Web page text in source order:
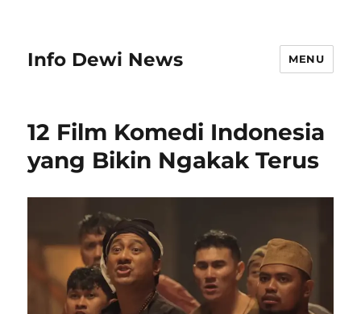
Info Dewi News MENU
12 Film Komedi Indonesia
yang Bikin Ngakak Terus